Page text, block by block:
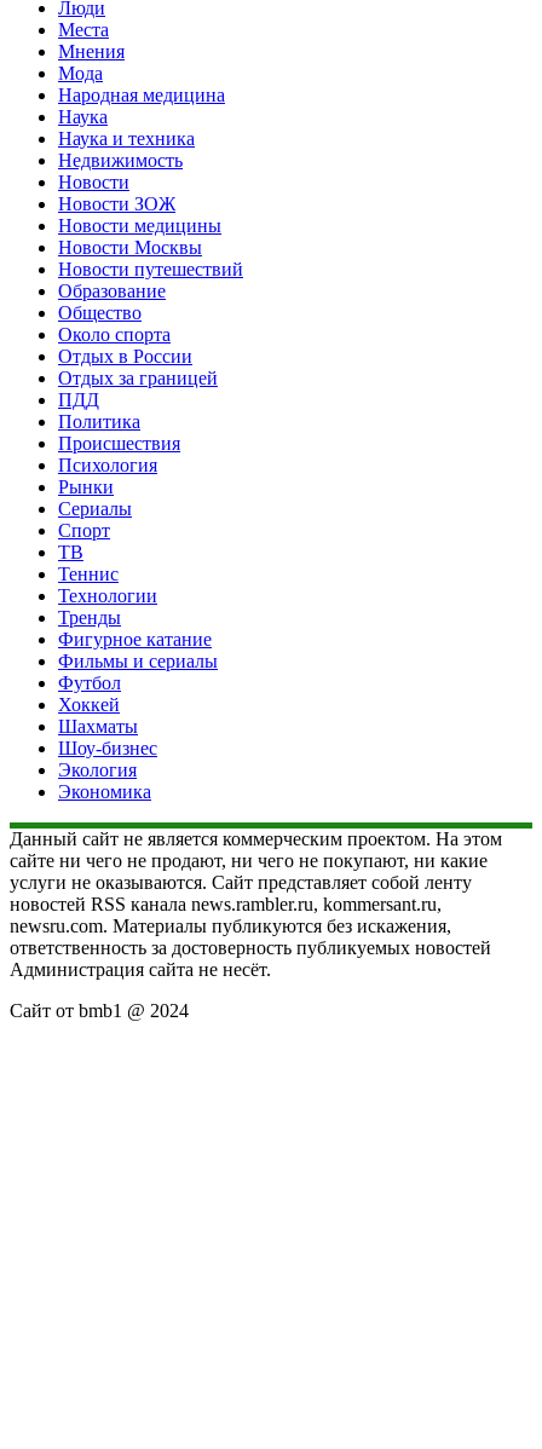
Люди
Места
Мнения
Мода
Народная медицина
Наука
Наука и техника
Недвижимость
Новости
Новости ЗОЖ
Новости медицины
Новости Москвы
Новости путешествий
Образование
Общество
Около спорта
Отдых в России
Отдых за границей
ПДД
Политика
Происшествия
Психология
Рынки
Сериалы
Спорт
ТВ
Теннис
Технологии
Тренды
Фигурное катание
Фильмы и сериалы
Футбол
Хоккей
Шахматы
Шоу-бизнес
Экология
Экономика
Данный сайт не является коммерческим проектом. На этом
сайте ни чего не продают, ни чего не покупают, ни какие
услуги не оказываются. Сайт представляет собой ленту
новостей RSS канала news.rambler.ru, kommersant.ru,
newsru.com. Материалы публикуются без искажения,
ответственность за достоверность публикуемых новостей
Администрация сайта не несёт.
Сайт от bmb1 @ 2024